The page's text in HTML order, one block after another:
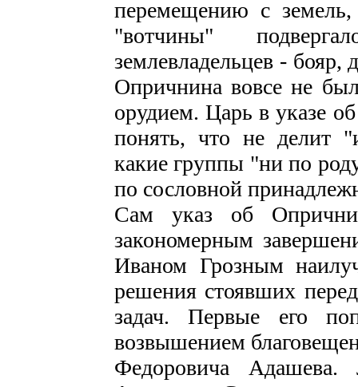
перемещению с
"вотчины"
землевладельцев - бояр,
Опричнина вовсе не
орудием. Царь в указе
понять, что не делит
какие группы "ни по
по сословной
Сам указ об
закономерным
Иваном Грозным
решения стоявших
задач. Первые его
возвышением
Федоровича